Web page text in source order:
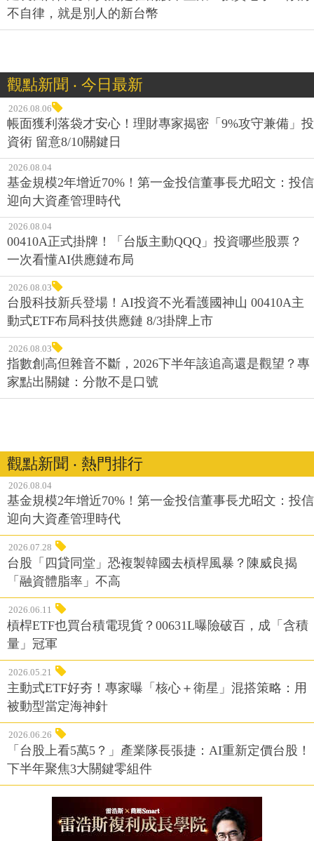
不自律，就是別人的新台幣
觀點新聞 ‧ 今日最新
2026.08.06
帳面獲利落袋才安心！理財專家揭密「9%攻守兼備」投
資術 留意8/10關鍵日
2026.08.04
基金規模2年增近70%！第一金投信董事長尤昭文：投信
迎向大資產管理時代
2026.08.04
00410A正式掛牌！「台版主動QQQ」投資哪些股票？
一次看懂AI供應鏈布局
2026.08.03
台股科技新兵登場！AI投資不光看護國神山 00410A主
動式ETF布局科技供應鏈 8/3掛牌上市
2026.08.03
指數創高但雜音不斷，2026下半年該追高還是觀望？專
家點出關鍵：分散不是口號
觀點新聞 ‧ 熱門排行
2026.08.04
基金規模2年增近70%！第一金投信董事長尤昭文：投信
迎向大資產管理時代
2026.07.28
台股「四貸同堂」恐複製韓國去槓桿風暴？陳威良揭
「融資體脂率」不高
2026.06.11
槓桿ETF也買台積電現貨？00631L曝險破百，成「含積
量」冠軍
2026.05.21
主動式ETF好夯！專家曝「核心＋衛星」混搭策略：用
被動型當定海神針
2026.06.26
「台股上看5萬5？」產業隊長張捷：AI重新定價台股！
下半年聚焦3大關鍵零組件